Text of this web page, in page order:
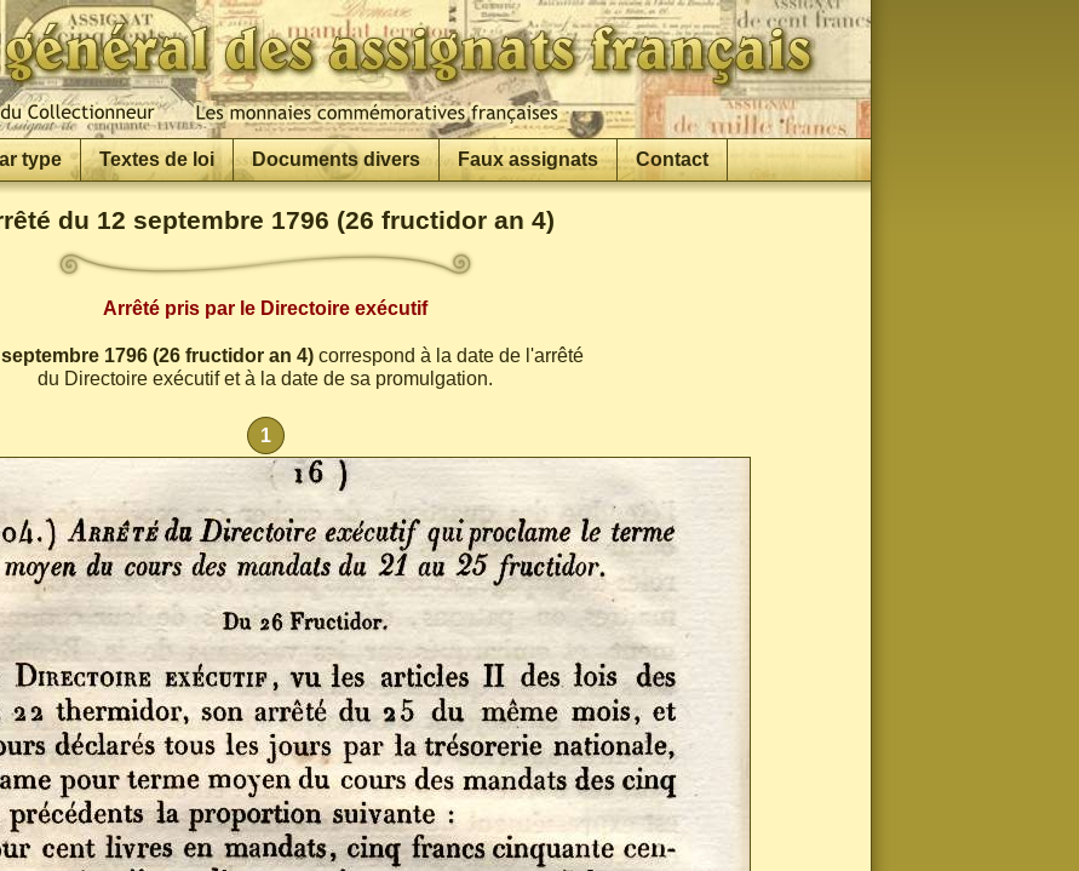
type Textes de loi Documents divers Faux assignats Contact
du 12 septembre 1796 (26 fructidor an 4)
Arrêté pris par le Directoire exécutif
septembre 1796 (26 fructidor an 4)correspond à la date de l'arrêté
du Directoire exécutif et à la date de sa promulgation.
1